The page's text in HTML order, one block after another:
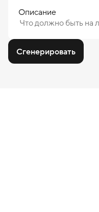
Описание
Сгенерировать